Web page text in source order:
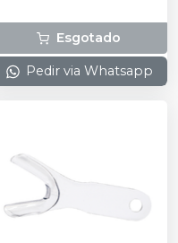
Esgotado
Pedir via Whatsapp